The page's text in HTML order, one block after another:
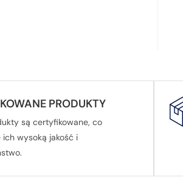
PRODUKTY
są certyfikowane, co
wysoką jakość i